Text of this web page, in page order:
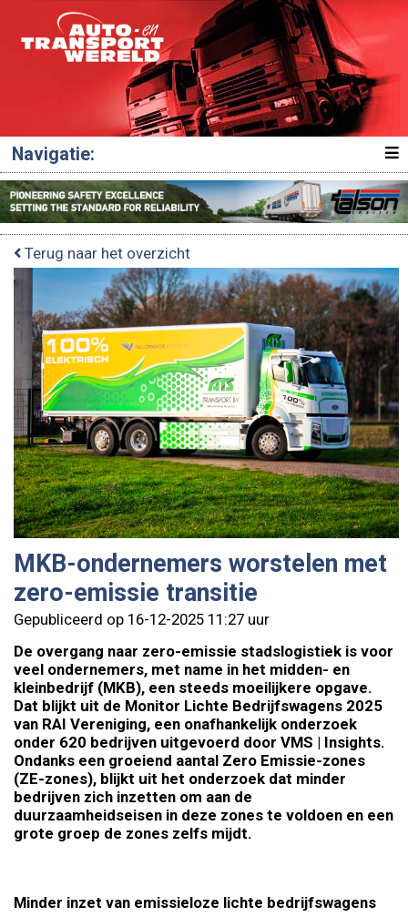
Navigatie:
Terug naar het overzicht
MKB-ondernemers worstelen met
zero-emissie transitie
Gepubliceerd op 16-12-2025 11:27 uur
De overgang naar zero-emissie stadslogistiek is voor
veel ondernemers, met name in het midden- en
kleinbedrijf (MKB), een steeds moeilijkere opgave.
Dat blijkt uit de Monitor Lichte Bedrijfswagens 2025
van RAI Vereniging, een onafhankelijk onderzoek
onder 620 bedrijven uitgevoerd door VMS | Insights.
Ondanks een groeiend aantal Zero Emissie-zones
(ZE-zones), blijkt uit het onderzoek dat minder
bedrijven zich inzetten om aan de
duurzaamheidseisen in deze zones te voldoen en een
grote groep de zones zelfs mijdt.
Minder inzet van emissieloze lichte bedrijfswagens